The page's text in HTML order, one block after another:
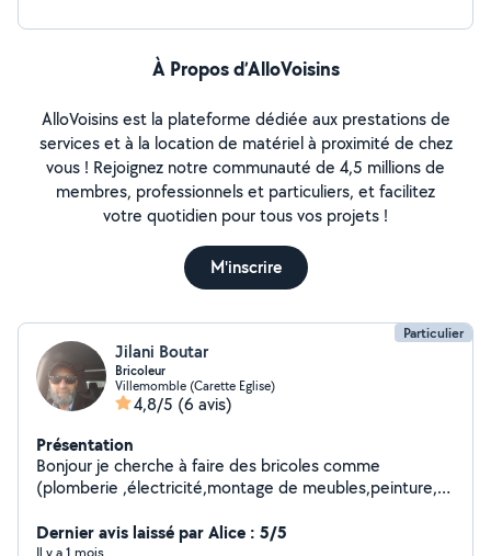
À Propos d’AlloVoisins
AlloVoisins est la plateforme dédiée aux prestations de
services et à la location de matériel à proximité de chez
vous ! Rejoignez notre communauté de 4,5 millions de
membres, professionnels et particuliers, et facilitez
votre quotidien pour tous vos projets !
M'inscrire
Particulier
Jilani Boutar
Bricoleur
Villemomble (Carette Eglise)
4,8/5 (6 avis)
Présentation
Bonjour je cherche à faire des bricoles comme
(plomberie ,électricité,montage de meubles,peinture,
me contacter travail propre et de qualité .merci
Dernier avis laissé par Alice : 5/5
Il y a 1 mois